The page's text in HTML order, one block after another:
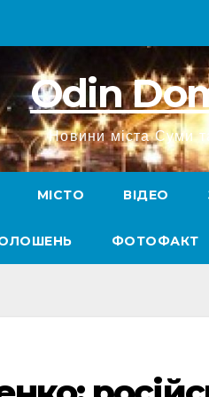
Odin
Новини міста Суми
МІСТО ВІДЕО
ФОТОФАКТ